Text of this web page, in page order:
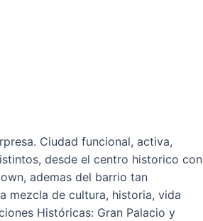
Ciudad funcional, activa,
desde el centro historico con
ademas del barrio tan
mezcla de cultura, historia, vida
Históricas: Gran Palacio y